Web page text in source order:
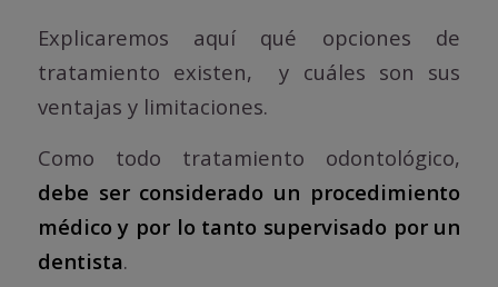
Explicaremos aquí qué opciones de
tratamiento existen, y cuáles son sus
ventajas y limitaciones.
Como todo tratamiento odontológico,
debe ser considerado un procedimiento
médico y por lo tanto supervisado por un
dentista.